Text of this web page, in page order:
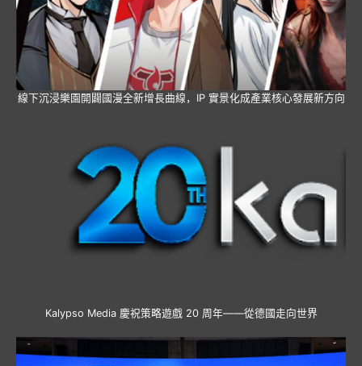
線下沉浸樂園開闢國漫全新增長曲線，IP 實景化成產業核心發展新方向
Kalypso Media 慶祝策略遊戲 20 周年——從德國走向世界